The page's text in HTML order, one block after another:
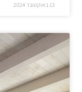
13 באוקטובר 2024